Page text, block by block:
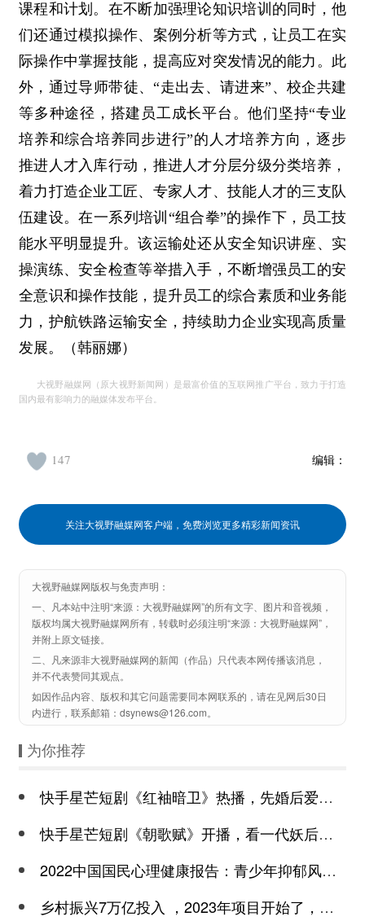
课程和计划。在不断加强理论知识培训的同时，他
们还通过模拟操作、案例分析等方式，让员工在实
际操作中掌握技能，提高应对突发情况的能力。此
外，通过导师带徒、“走出去、请进来”、校企共建
等多种途径，搭建员工成长平台。他们坚持“专业
培养和综合培养同步进行”的人才培养方向，逐步
推进人才入库行动，推进人才分层分级分类培养，
着力打造企业工匠、专家人才、技能人才的三支队
伍建设。在一系列培训“组合拳”的操作下，员工技
能水平明显提升。该运输处还从安全知识讲座、实
操演练、安全检查等举措入手，不断增强员工的安
全意识和操作技能，提升员工的综合素质和业务能
力，护航铁路运输安全，持续助力企业实现高质量
发展。（韩丽娜）
大视野融媒网（原大视野新闻网）是最富价值的互联网推广平台，致力于打造
国内最有影响力的融媒体发布平台。
编辑：
147
关注大视野融媒网客户端，免费浏览更多精彩新闻资讯
大视野融媒网版权与免责声明：
一、凡本站中注明“来源：大视野融媒网”的所有文字、图片和音视频，
版权均属大视野融媒网所有，转载时必须注明“来源：大视野融媒网”，
并附上原文链接。
二、凡来源非大视野融媒网的新闻（作品）只代表本网传播该消息，
并不代表赞同其观点。
如因作品内容、版权和其它问题需要同本网联系的，请在见网后30日
内进行，联系邮箱：dsynews@126.com。
为你推荐
快手星芒短剧《红袖暗卫》热播，先婚后爱诠释别样浪漫
快手星芒短剧《朝歌赋》开播，看一代妖后与心机皇上极限拉扯
2022中国国民心理健康报告：青少年抑郁风险高于成年
乡村振兴7万亿投入 ，2023年项目开始了，总有一个适合你